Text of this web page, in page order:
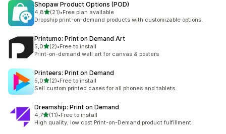
Shopaw Product Options (POD)
4,85 yıldız üzerinden
(21)
toplam 21 değerlendirme
•Free plan available
Dropship print-on-demand products with customizable options.
Printumo: Print on Demand Art
5,05 yıldız üzerinden
(2)
toplam 2 değerlendirme
•Free to install
Print-on-demand wall art for canvas & posters
Printeers: Print on Demand
5,05 yıldız üzerinden
(2)
toplam 2 değerlendirme
•Free to install
Sell custom printed cases for all phones and tablets.
Dreamship: Print on Demand
4,75 yıldız üzerinden
(11)
toplam 11 değerlendirme
•Free to install
High quality, low cost Print-on-Demand product fulfillment.